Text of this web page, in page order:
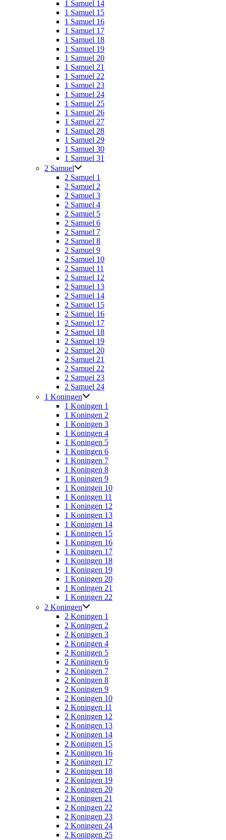
1 Samuel 14
1 Samuel 15
1 Samuel 16
1 Samuel 17
1 Samuel 18
1 Samuel 19
1 Samuel 20
1 Samuel 21
1 Samuel 22
1 Samuel 23
1 Samuel 24
1 Samuel 25
1 Samuel 26
1 Samuel 27
1 Samuel 28
1 Samuel 29
1 Samuel 30
1 Samuel 31
2 Samuel
2 Samuel 1
2 Samuel 2
2 Samuel 3
2 Samuel 4
2 Samuel 5
2 Samuel 6
2 Samuel 7
2 Samuel 8
2 Samuel 9
2 Samuel 10
2 Samuel 11
2 Samuel 12
2 Samuel 13
2 Samuel 14
2 Samuel 15
2 Samuel 16
2 Samuel 17
2 Samuel 18
2 Samuel 19
2 Samuel 20
2 Samuel 21
2 Samuel 22
2 Samuel 23
2 Samuel 24
1 Koningen
1 Koningen 1
1 Koningen 2
1 Koningen 3
1 Koningen 4
1 Koningen 5
1 Koningen 6
1 Koningen 7
1 Koningen 8
1 Koningen 9
1 Koningen 10
1 Koningen 11
1 Koningen 12
1 Koningen 13
1 Koningen 14
1 Koningen 15
1 Koningen 16
1 Koningen 17
1 Koningen 18
1 Koningen 19
1 Koningen 20
1 Koningen 21
1 Koningen 22
2 Koningen
2 Koningen 1
2 Koningen 2
2 Koningen 3
2 Koningen 4
2 Koningen 5
2 Koningen 6
2 Koningen 7
2 Koningen 8
2 Koningen 9
2 Koningen 10
2 Koningen 11
2 Koningen 12
2 Koningen 13
2 Koningen 14
2 Koningen 15
2 Koningen 16
2 Koningen 17
2 Koningen 18
2 Koningen 19
2 Koningen 20
2 Koningen 21
2 Koningen 22
2 Koningen 23
2 Koningen 24
2 Koningen 25